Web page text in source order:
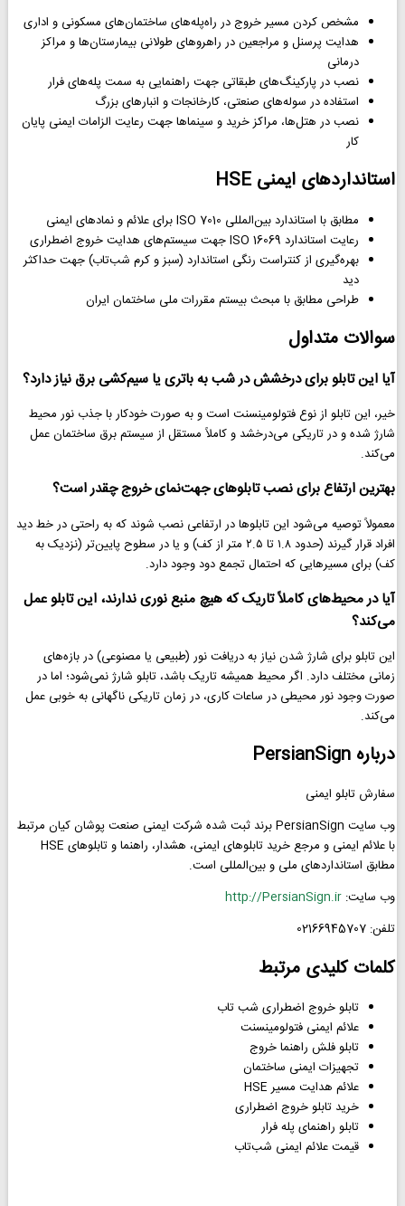
مشخص کردن مسیر خروج در راه‌پله‌های ساختمان‌های مسکونی و اداری
هدایت پرسنل و مراجعین در راهروهای طولانی بیمارستان‌ها و مراکز
درمانی
نصب در پارکینگ‌های طبقاتی جهت راهنمایی به سمت پله‌های فرار
استفاده در سوله‌های صنعتی، کارخانجات و انبارهای بزرگ
نصب در هتل‌ها، مراکز خرید و سینماها جهت رعایت الزامات ایمنی پایان
کار
استانداردهای ایمنی HSE
مطابق با استاندارد بین‌المللی ISO 7010 برای علائم و نمادهای ایمنی
رعایت استاندارد ISO 16069 جهت سیستم‌های هدایت خروج اضطراری
بهره‌گیری از کنتراست رنگی استاندارد (سبز و کرم شب‌تاب) جهت حداکثر
دید
طراحی مطابق با مبحث بیستم مقررات ملی ساختمان ایران
سوالات متداول
آیا این تابلو برای درخشش در شب به باتری یا سیم‌کشی برق نیاز دارد؟
خیر، این تابلو از نوع فتولومینسنت است و به صورت خودکار با جذب نور محیط
شارژ شده و در تاریکی می‌درخشد و کاملاً مستقل از سیستم برق ساختمان عمل
می‌کند.
بهترین ارتفاع برای نصب تابلوهای جهت‌نمای خروج چقدر است؟
معمولاً توصیه می‌شود این تابلوها در ارتفاعی نصب شوند که به راحتی در خط دید
افراد قرار گیرند (حدود ۱.۸ تا ۲.۵ متر از کف) و یا در سطوح پایین‌تر (نزدیک به
کف) برای مسیرهایی که احتمال تجمع دود وجود دارد.
آیا در محیط‌های کاملاً تاریک که هیچ منبع نوری ندارند، این تابلو عمل
می‌کند؟
این تابلو برای شارژ شدن نیاز به دریافت نور (طبیعی یا مصنوعی) در بازه‌های
زمانی مختلف دارد. اگر محیط همیشه تاریک باشد، تابلو شارژ نمی‌شود؛ اما در
صورت وجود نور محیطی در ساعات کاری، در زمان تاریکی ناگهانی به خوبی عمل
می‌کند.
درباره PersianSign
سفارش تابلو ایمنی
وب سایت PersianSign برند ثبت شده شرکت ایمنی صنعت پوشان کیان مرتبط
با علائم ایمنی و مرجع خرید تابلوهای ایمنی، هشدار، راهنما و تابلوهای HSE
مطابق استانداردهای ملی و بین‌المللی است.
وب سایت:http://PersianSign.ir
تلفن: 02166945707
کلمات کلیدی مرتبط
تابلو خروج اضطراری شب تاب
علائم ایمنی فتولومینسنت
تابلو فلش راهنما خروج
تجهیزات ایمنی ساختمان
علائم هدایت مسیر HSE
خرید تابلو خروج اضطراری
تابلو راهنمای پله فرار
قیمت علائم ایمنی شب‌تاب